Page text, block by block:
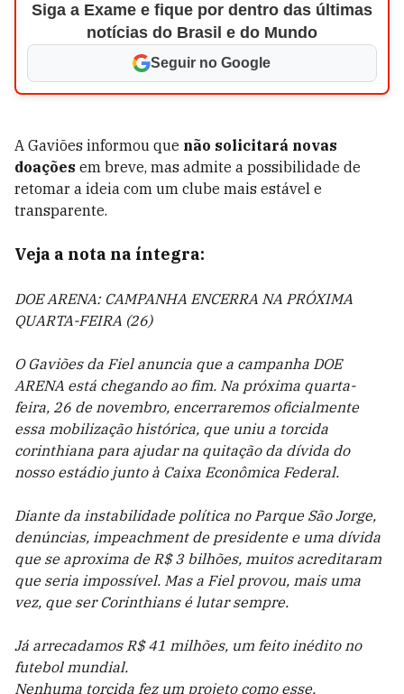
Siga a Exame e fique por dentro das últimas
notícias do Brasil e do Mundo
Seguir no Google
A Gaviões informou que não solicitará novas
doações em breve, mas admite a possibilidade de
retomar a ideia com um clube mais estável e
transparente.
Veja a nota na íntegra:
DOE ARENA: CAMPANHA ENCERRA NA PRÓXIMA
QUARTA-FEIRA (26)
O Gaviões da Fiel anuncia que a campanha DOE
ARENA está chegando ao fim. Na próxima quarta-
feira, 26 de novembro, encerraremos oficialmente
essa mobilização histórica, que uniu a torcida
corinthiana para ajudar na quitação da dívida do
nosso estádio junto à Caixa Econômica Federal.
Diante da instabilidade política no Parque São Jorge,
denúncias, impeachment de presidente e uma dívida
que se aproxima de R$ 3 bilhões, muitos acreditaram
que seria impossível. Mas a Fiel provou, mais uma
vez, que ser Corinthians é lutar sempre.
Já arrecadamos R$ 41 milhões, um feito inédito no
futebol mundial.
Nenhuma torcida fez um projeto como esse.